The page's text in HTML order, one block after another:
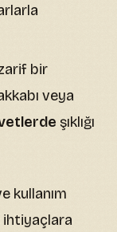
bir
veya
şıklığı
kullanım
ihtiyaçlara